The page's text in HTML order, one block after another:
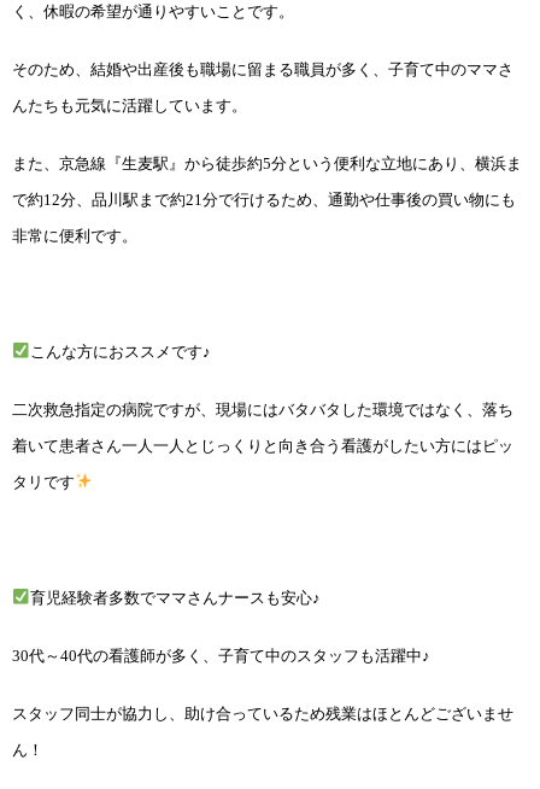
く、休暇の希望が通りやすいことです。
そのため、結婚や出産後も職場に留まる職員が多く、子育て中のママさ
んたちも元気に活躍しています。
また、京急線『生麦駅』から徒歩約5分という便利な立地にあり、横浜ま
で約12分、品川駅まで約21分で行けるため、通勤や仕事後の買い物にも
非常に便利です。
こんな方におススメです♪
二次救急指定の病院ですが、現場にはバタバタした環境ではなく、落ち
着いて患者さん一人一人とじっくりと向き合う看護がしたい方にはピッ
タリです
育児経験者多数でママさんナースも安心♪
30代～40代の看護師が多く、子育て中のスタッフも活躍中♪
スタッフ同士が協力し、助け合っているため残業はほとんどございませ
ん！